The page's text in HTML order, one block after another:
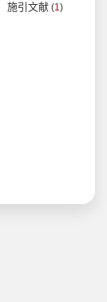
施引文献 (1)